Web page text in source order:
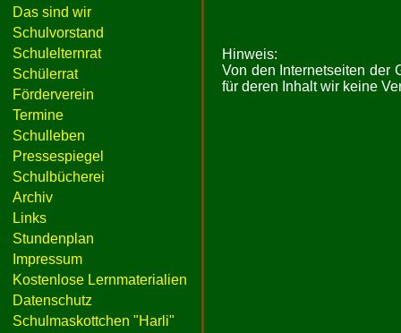
Das sind wir
Schulvorstand
Schulelternrat
Schülerrat
Förderverein
Termine
Schulleben
Pressespiegel
Schulbücherei
Archiv
Links
Stundenplan
Impressum
Kostenlose Lernmaterialien
Datenschutz
Schulmaskottchen "Harli"
Hinweis:
Von den Internetseiten der
für deren Inhalt wir keine